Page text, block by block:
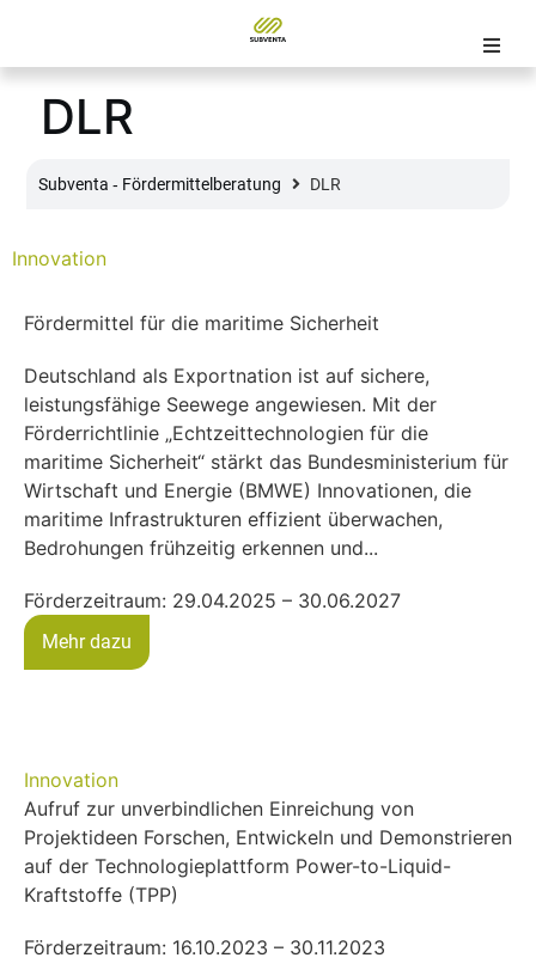
DLR
Subventa ‐ Fördermittelberatung DLR
Innovation
Fördermittel für die maritime Sicherheit
Deutschland als Exportnation ist auf sichere,
leistungsfähige Seewege angewiesen. Mit der
Förderrichtlinie „Echtzeittechnologien für die
maritime Sicherheit“ stärkt das Bundesministerium für
Wirtschaft und Energie (BMWE) Innovationen, die
maritime Infrastrukturen effizient überwachen,
Bedrohungen frühzeitig erkennen und...
Förderzeitraum: 29.04.2025 – 30.06.2027
Mehr dazu
Innovation
Aufruf zur unverbindlichen Einreichung von
Projektideen Forschen, Entwickeln und Demonstrieren
auf der Technologieplattform Power-to-Liquid-
Kraftstoffe (TPP)
Förderzeitraum: 16.10.2023 – 30.11.2023